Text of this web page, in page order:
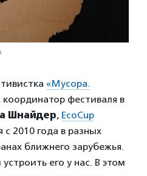
«Мусора.
координатор фестиваля в
Шнайдер, EcoCup
2010 года в разных
ближнего зарубежья.
его у нас. В этом